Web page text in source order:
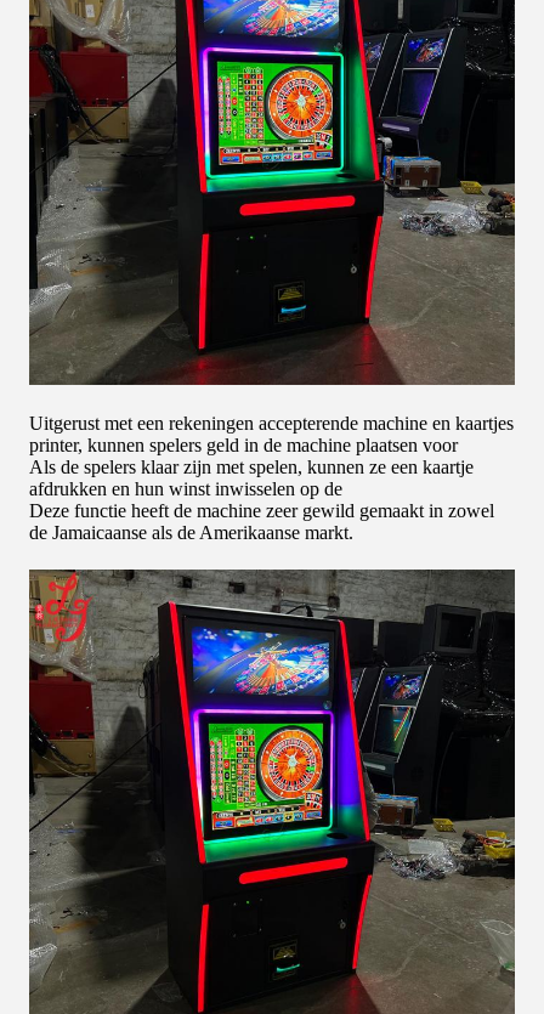
Uitgerust met een rekeningen accepterende machine en kaartjes
printer, kunnen spelers geld in de machine plaatsen voor
Als de spelers klaar zijn met spelen, kunnen ze een kaartje
afdrukken en hun winst inwisselen op de
Deze functie heeft de machine zeer gewild gemaakt in zowel
de Jamaicaanse als de Amerikaanse markt.